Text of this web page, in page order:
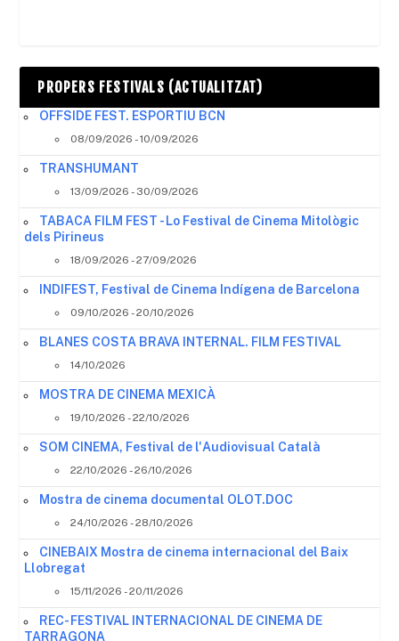
PROPERS FESTIVALS (ACTUALITZAT)
OFFSIDE FEST. ESPORTIU BCN
08/09/2026 - 10/09/2026
TRANSHUMANT
13/09/2026 - 30/09/2026
TABACA FILM FEST - Lo Festival de Cinema Mitològic
dels Pirineus
18/09/2026 - 27/09/2026
INDIFEST, Festival de Cinema Indígena de Barcelona
09/10/2026 - 20/10/2026
BLANES COSTA BRAVA INTERNAL. FILM FESTIVAL
14/10/2026
MOSTRA DE CINEMA MEXICÀ
19/10/2026 - 22/10/2026
SOM CINEMA, Festival de l'Audiovisual Català
22/10/2026 - 26/10/2026
Mostra de cinema documental OLOT.DOC
24/10/2026 - 28/10/2026
CINEBAIX Mostra de cinema internacional del Baix
Llobregat
15/11/2026 - 20/11/2026
REC- FESTIVAL INTERNACIONAL DE CINEMA DE
TARRAGONA